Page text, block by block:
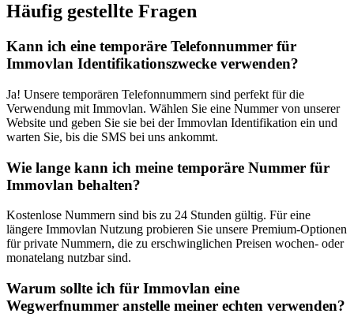
Häufig gestellte Fragen
Kann ich eine temporäre Telefonnummer für
Immovlan Identifikationszwecke verwenden?
Ja! Unsere temporären Telefonnummern sind perfekt für die
Verwendung mit Immovlan. Wählen Sie eine Nummer von unserer
Website und geben Sie sie bei der Immovlan Identifikation ein und
warten Sie, bis die SMS bei uns ankommt.
Wie lange kann ich meine temporäre Nummer für
Immovlan behalten?
Kostenlose Nummern sind bis zu 24 Stunden gültig. Für eine
längere Immovlan Nutzung probieren Sie unsere Premium-Optionen
für private Nummern, die zu erschwinglichen Preisen wochen- oder
monatelang nutzbar sind.
Warum sollte ich für Immovlan eine
Wegwerfnummer anstelle meiner echten verwenden?